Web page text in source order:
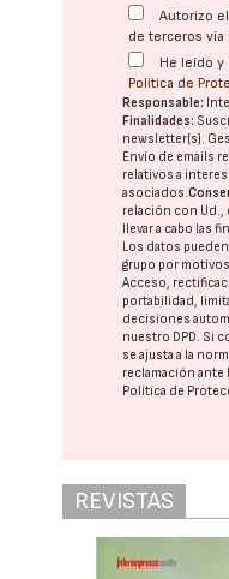
Autorizo
de terceros
He leído
Política de
Responsable:
Finalidades:
newsletter(s).
Envío de emails
relativos a
asociados.
relación con Ud.,
llevar a cabo las
Los datos
grupo por
Acceso,
portabilidad,
decisiones
nuestro DPD . Si
se ajusta a la
reclamación ante
Política de
REVISTAS